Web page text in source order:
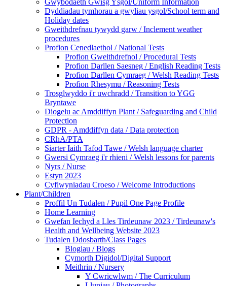
Dyddiadau tymhorau a gwyliau ysgol/School term and
Holiday dates
Gweithdrefnau tywydd garw / Inclement weather
procedures
Profion Cenedlaethol / National Tests
Profion Gweithdrefnol / Procedural Tests
Profion Darllen Saesneg / English Reading Tests
Profion Darllen Cymraeg / Welsh Reading Tests
Profion Rhesymu / Reasoning Tests
Trosglwyddo i'r uwchradd / Transition to YGG
Bryntawe
Diogelu ac Amddiffyn Plant / Safeguarding and Child
Protection
GDPR - Amddiffyn data / Data protection
CRhA/PTA
Siarter Iaith Tafod Tawe / Welsh language charter
Gwersi Cymraeg i'r rhieni / Welsh lessons for parents
Nyrs / Nurse
Estyn 2023
Cyflwyniadau Croeso / Welcome Introductions
Plant/Children
Proffil Un Tudalen / Pupil One Page Profile
Home Learning
Gwefan Iechyd a Lles Tirdeunaw 2023 / Tirdeunaw's
Health and Wellbeing Website 2023
Tudalen Ddosbarth/Class Pages
Blogiau / Blogs
Cymorth Digidol/Digital Support
Meithrin / Nursery
Y Cwricwlwm / The Curriculum